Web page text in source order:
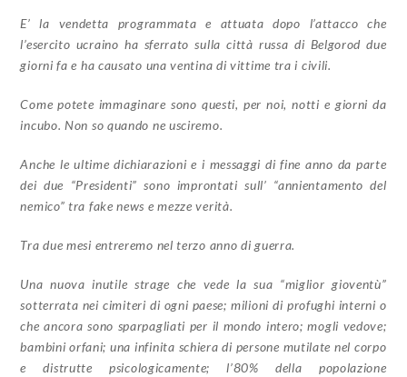
E’ la vendetta programmata e attuata dopo l’attacco che
l’esercito ucraino ha sferrato sulla città russa di Belgorod due
giorni fa e ha causato una ventina di vittime tra i civili.
Come potete immaginare sono questi, per noi, notti e giorni da
incubo. Non so quando ne usciremo.
Anche le ultime dichiarazioni e i messaggi di fine anno da parte
dei due “Presidenti” sono improntati sull’ “annientamento del
nemico” tra fake news e mezze verità.
Tra due mesi entreremo nel terzo anno di guerra.
Una nuova inutile strage che vede la sua “miglior gioventù”
sotterrata nei cimiteri di ogni paese; milioni di profughi interni o
che ancora sono sparpagliati per il mondo intero; mogli vedove;
bambini orfani; una infinita schiera di persone mutilate nel corpo
e distrutte psicologicamente; l’80% della popolazione